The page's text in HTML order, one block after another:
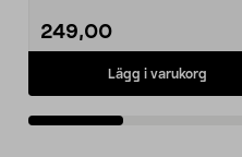
249,00
Lägg i varukorg